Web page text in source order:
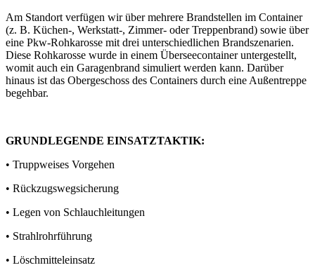
Am Standort verfügen wir über mehrere Brandstellen im Container
(z. B. Küchen-, Werkstatt-, Zimmer- oder Treppenbrand) sowie über
eine Pkw-Rohkarosse mit drei unterschiedlichen Brandszenarien.
Diese Rohkarosse wurde in einem Überseecontainer untergestellt,
womit auch ein Garagenbrand simuliert werden kann. Darüber
hinaus ist das Obergeschoss des Containers durch eine Außentreppe
begehbar.
GRUNDLEGENDE EINSATZTAKTIK:
• Truppweises Vorgehen
• Rückzugswegsicherung
• Legen von Schlauchleitungen
• Strahlrohrführung
• Löschmitteleinsatz